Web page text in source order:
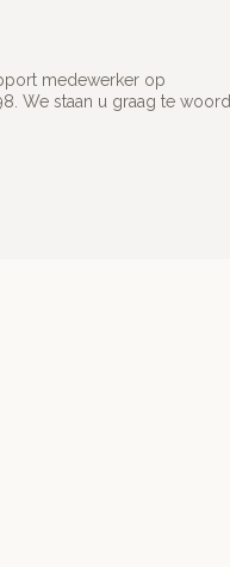
medewerker op
We staan u graag te woord